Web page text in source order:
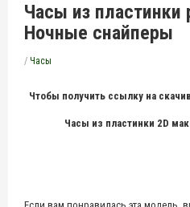
Часы из пластинки
Ночные снайперы
/ Часы
Чтобы получить ссылку на
Часы из пластинки 2D